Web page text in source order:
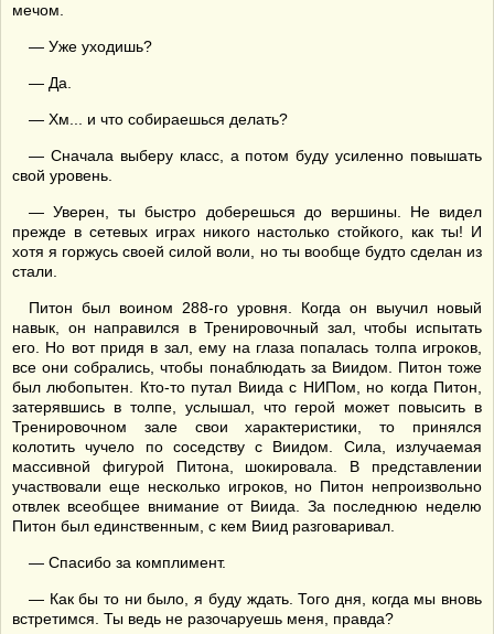
мечом.
— Уже уходишь?
— Да.
— Хм... и что собираешься делать?
— Сначала выберу класс, а потом буду усиленно повышать
свой уровень.
— Уверен, ты быстро доберешься до вершины. Не видел
прежде в сетевых играх никого настолько стойкого, как ты! И
хотя я горжусь своей силой воли, но ты вообще будто сделан из
стали.
Питон был воином 288-го уровня. Когда он выучил новый
навык, он направился в Тренировочный зал, чтобы испытать
его. Но вот придя в зал, ему на глаза попалась толпа игроков,
все они собрались, чтобы понаблюдать за Виидом. Питон тоже
был любопытен. Кто-то путал Виида с НИПом, но когда Питон,
затерявшись в толпе, услышал, что герой может повысить в
Тренировочном зале свои характеристики, то принялся
колотить чучело по соседству с Виидом. Сила, излучаемая
массивной фигурой Питона, шокировала. В представлении
участвовали еще несколько игроков, но Питон непроизвольно
отвлек всеобщее внимание от Виида. За последнюю неделю
Питон был единственным, с кем Виид разговаривал.
— Спасибо за комплимент.
— Как бы то ни было, я буду ждать. Того дня, когда мы вновь
встретимся. Ты ведь не разочаруешь меня, правда?